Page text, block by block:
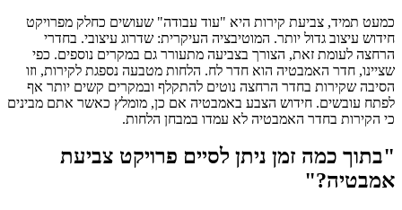
כמעט תמיד, צביעת קירות היא "עוד עבודה" שעושים כחלק מפרויקט
חידוש עיצוב גדול יותר. המוטיבציה העיקרית: שדרוג עיצובי. בחדרי
הרחצה לעומת זאת, הצורך בצביעה מתעורר גם במקרים נוספים. כפי
שציינו, חדר האמבטיה הוא חדר לח. הלחות מטבעה נספגת לקירות, וזו
הסיבה שקירות בחדר הרחצה נוטים להתקלף ובמקרים קשים יותר אף
לפתח עובשים. חידוש הצבע באמבטיה אם כן, מומלץ כאשר אתם מבינים
כי הקירות בחדר האמבטיה לא עמדו במבחן הלחות.
"בתוך כמה זמן ניתן לסיים פרויקט צביעת
אמבטיה?"